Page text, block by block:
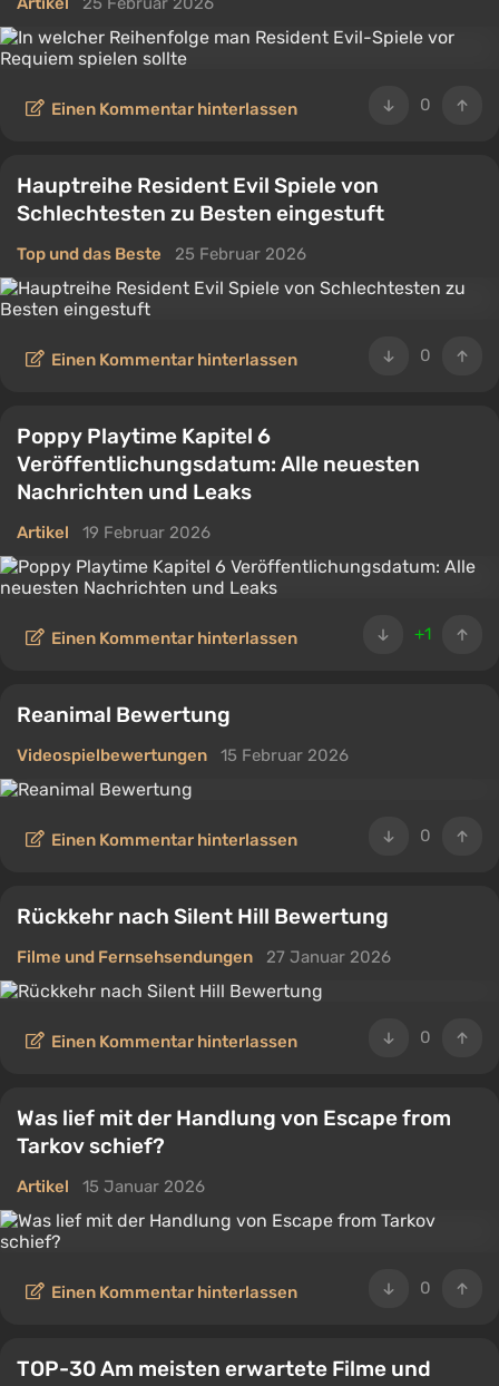
0
Einen Kommentar hinterlassen
Hauptreihe Resident Evil Spiele von
Schlechtesten zu Besten eingestuft
Top und das Beste 25 Februar 2026
0
Einen Kommentar hinterlassen
Poppy Playtime Kapitel 6
Veröffentlichungsdatum: Alle neuesten
Nachrichten und Leaks
Artikel 19 Februar 2026
+1
Einen Kommentar hinterlassen
Reanimal Bewertung
Videospielbewertungen 15 Februar 2026
0
Einen Kommentar hinterlassen
Rückkehr nach Silent Hill Bewertung
Filme und Fernsehsendungen 27 Januar 2026
0
Einen Kommentar hinterlassen
Was lief mit der Handlung von Escape from
Tarkov schief?
Artikel 15 Januar 2026
0
Einen Kommentar hinterlassen
TOP-30 Am meisten erwartete Filme und